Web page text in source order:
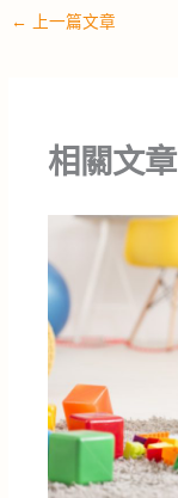
← 上一篇文章
相關文章